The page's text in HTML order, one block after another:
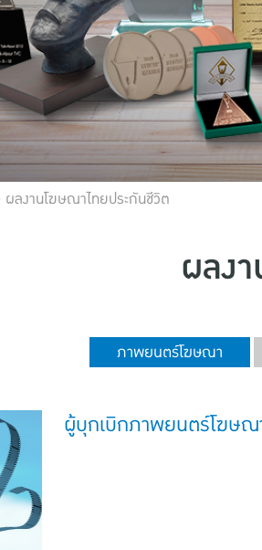
ผลงานโฆษณาไทยประกันชีวิต
ผลง
ภาพยนตร์โฆษณา
ผู้บุกเบิกภาพยนตร์โฆษณ